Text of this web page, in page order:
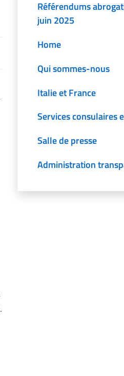
Référendums
juin 2025
Home
Qui sommes-nous
Italie et France
Services consulaires
Salle de presse
Administration